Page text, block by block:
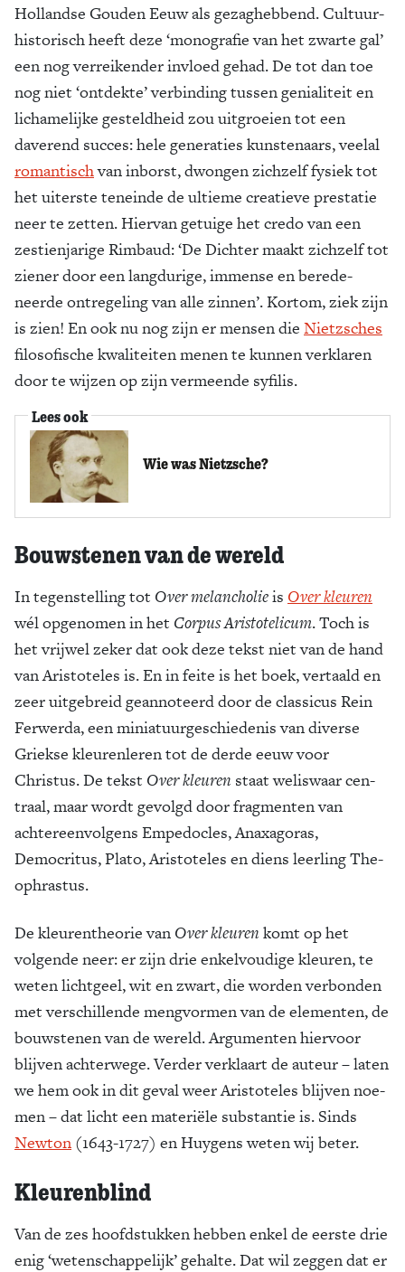
Hollandse Gouden Eeuw als gezaghebbend. Cultuur-
historisch heeft deze ‘monogra­fie van het zwarte gal’
een nog verreiken­der invloed gehad. De tot dan toe
nog niet ‘ontdekte’ verbin­ding tussen geniali­teit en
lichamelijke gesteldheid zou uit­groeien tot een
daverend succes: hele generaties kunste­naars, veelal
romantischvan inborst, dwongen zichzelf fysiek tot
het uiterste teneinde de ultieme creatieve prestatie
neer te zetten. Hiervan getuige het credo van een
zestienjarige Rim­baud: ‘De Dichter maakt zichzelf tot
ziener door een lang­durige, immense en berede­
neerde ontregeling van alle zinnen’. Kortom, ziek zijn
is zien! En ook nu nog zijn er mensen die Nietzsc­hes
filo­so­fische kwaliteiten menen te kunnen verklaren
door te wijzen op zijn vermeende syfi­lis.
Lees ook
Wie was Nietzsche?
Bouwstenen van de wereld
In tegenstelling tot Over melancholieis Over kleuren
wél opgenomen in het Corpus Aristoteli­cum. Toch is
het vrijwel zeker dat ook deze tekst niet van de hand
van Aristoteles is. En in feite is het boek, vertaald en
zeer uitgebreid geanno­teerd door de classicus Rein
Ferwerda, een miniatuurgeschiede­nis van diver­se
Griekse kleurenleren tot de derde eeuw voor
Christus. De tekst Over kleuren staat welis­waar cen­
traal, maar wordt ge­volgd door fragmenten van
achter­eenvolgens Empedocles, Anaxa­goras,
Democritus, Plato, Aristoteles en diens leerling The­
ophrastus.
De kleurentheorie van Over kleuren komt op het
volgende neer: er zijn drie enkelvoudige kleuren, te
weten lichtgeel, wit en zwart, die worden verbonden
met verschillen­de mengvor­men van de elementen, de
bouwstenen van de wereld. Argumen­ten hiervoor
blijven achterwege. Verder verklaart de auteur – laten
we hem ook in dit geval weer Aristoteles blijven noe­
men – dat licht een materiële substantie is. Sinds
Newton (1643-1727) en Huygens weten wij beter.
Kleurenblind
Van de zes hoofdstuk­ken hebben enkel de eerste drie
enig ‘wetenschappelijk’ gehal­te. Dat wil zeggen dat er